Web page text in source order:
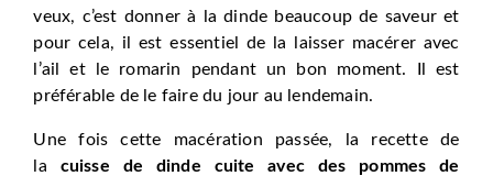
veux, c’est donner à la dinde beaucoup de saveur et
pour cela, il est essentiel de la laisser macérer avec
l’ail et le romarin pendant un bon moment. Il est
préférable de le faire du jour au lendemain.
Une fois cette macération passée, la recette de
la cuisse de dinde cuite avec des pommes de